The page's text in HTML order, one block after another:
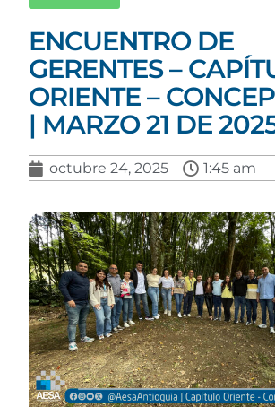
ENCUENTRO DE
GERENTES –
ORIENTE –
| MARZO 21 DE
octubre 24, 2025 1:45 am